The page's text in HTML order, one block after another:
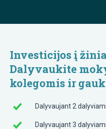
Investicijos į
Dalyvaukite
kolegomis ir
Dalyvaujant 2
Dalyvaujant 3